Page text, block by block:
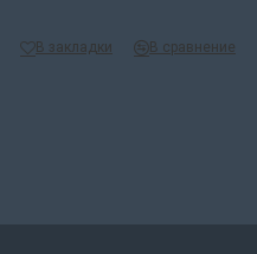
В закладки В сравнение